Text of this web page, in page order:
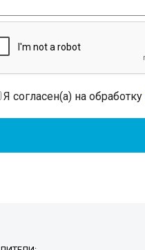
Я согласен(а) на обработку